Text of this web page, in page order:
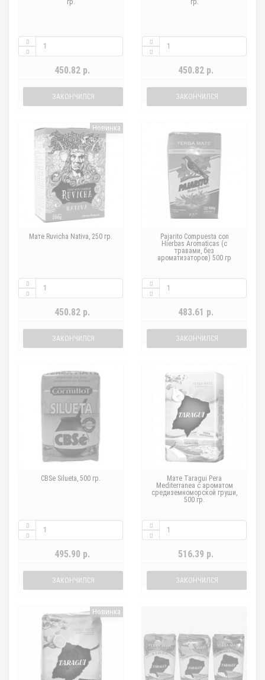
450.82 р.
ЗАКОНЧИЛСЯ
450.82 р.
ЗАКОНЧИЛСЯ
Новинка
Мате Ruvicha Nativa, 250 гр.
450.82 р.
ЗАКОНЧИЛСЯ
Pajarito Compuesta con
Hierbas Aromaticas (с
травами, без
ароматизаторов) 500 гр
483.61 р.
ЗАКОНЧИЛСЯ
CBSe Silueta, 500 гр.
495.90 р.
ЗАКОНЧИЛСЯ
Мате Taragui Pera
Mediterranea с ароматом
средиземноморской груши,
500 гр.
516.39 р.
ЗАКОНЧИЛСЯ
Новинка